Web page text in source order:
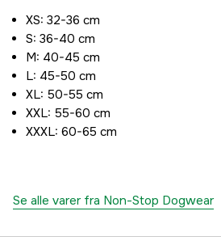
XS: 32-36 cm
S: 36-40 cm
M: 40-45 cm
L: 45-50 cm
XL: 50-55 cm
XXL: 55-60 cm
XXXL: 60-65 cm
Se alle varer fra Non-Stop Dogwear